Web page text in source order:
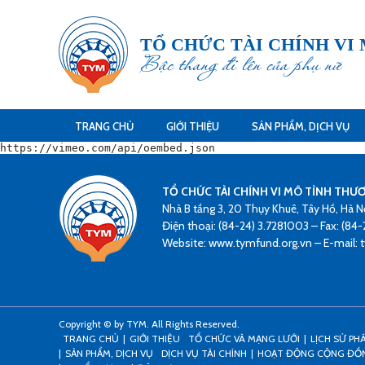
TỔ CHỨC TÀI CHÍNH VI
Bậc thang đi lên của phụ nữ
TRANG CHỦ GIỚI THIỆU SẢN PHẨM, DỊCH VỤ
https://vimeo.com/api/oembed.json
TỔ CHỨC TÀI CHÍNH VI MÔ TÌNH
Nhà B tầng 3, 20 Thụy Khuê, Tây Hồ, Hà
Điện thoại: (84-24) 3.7281003 – Fax: (84-
Website: www.tymfund.org.vn – E-mail:
Copyright © by TYM. All Rights Reserved.
TRANG CHỦ
GIỚI THIỆU TỔ CHỨC VÀ MẠNG LƯỚI LỊCH SỬ
SẢN PHẨM, DỊCH VỤ
DỊCH VỤ TÀI CHÍNH HOẠT ĐỘNG CỘNG